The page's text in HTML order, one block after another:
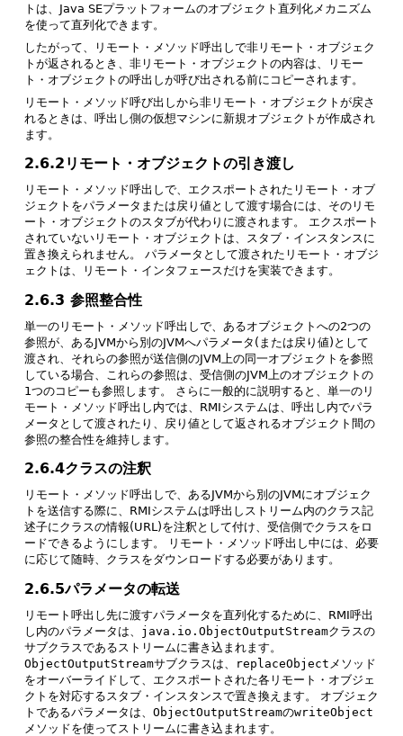
トは、Java SEプラットフォームのオブジェクト直列化メカニズム
を使って直列化できます。
したがって、リモート・メソッド呼出しで非リモート・オブジェク
トが返されるとき、非リモート・オブジェクトの内容は、リモー
ト・オブジェクトの呼出しが呼び出される前にコピーされます。
リモート・メソッド呼び出しから非リモート・オブジェクトが戻さ
れるときは、呼出し側の仮想マシンに新規オブジェクトが作成され
ます。
2.6.2リモート・オブジェクトの引き渡し
リモート・メソッド呼出しで、エクスポートされたリモート・オブ
ジェクトをパラメータまたは戻り値として渡す場合には、そのリモ
ート・オブジェクトのスタブが代わりに渡されます。
エクスポート
されていないリモート・オブジェクトは、スタブ・インスタンスに
置き換えられません。
パラメータとして渡されたリモート・オブジ
ェクトは、リモート・インタフェースだけを実装できます。
2.6.3 参照整合性
単一のリモート・メソッド呼出しで、あるオブジェクトへの2つの
参照が、あるJVMから別のJVMへパラメータ(または戻り値)として
渡され、それらの参照が送信側のJVM上の同一オブジェクトを参照
している場合、これらの参照は、受信側のJVM上のオブジェクトの
1つのコピーも参照します。
さらに一般的に説明すると、単一のリ
モート・メソッド呼出し内では、RMIシステムは、呼出し内でパラ
メータとして渡されたり、戻り値として返されるオブジェクト間の
参照の整合性を維持します。
2.6.4クラスの注釈
リモート・メソッド呼出しで、あるJVMから別のJVMにオブジェク
トを送信する際に、RMIシステムは呼出しストリーム内のクラス記
述子にクラスの情報(URL)を注釈として付け、受信側でクラスをロ
ードできるようにします。
リモート・メソッド呼出し中には、必要
に応じて随時、クラスをダウンロードする必要があります。
2.6.5パラメータの転送
リモート呼出し先に渡すパラメータを直列化するために、RMI呼出
し内のパラメータは、 java.io.ObjectOutputStreamクラスの
サブクラスであるストリームに書き込まれます。
ObjectOutputStreamサブクラスは、 replaceObject メソッド
をオーバーライドして、エクスポートされた各リモート・オブジェ
クトを対応するスタブ・インスタンスで置き換えます。
オブジェク
トであるパラメータは、 ObjectOutputStreamのwriteObject
メソッドを使ってストリームに書き込まれます。